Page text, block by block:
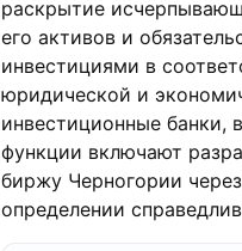
раскрытие
его активов и
инвестициями в
юридической и
инвестиционные
функции включают
биржу Черногории
определении